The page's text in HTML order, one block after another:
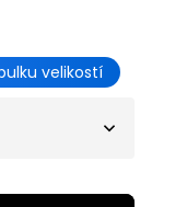
velikostí